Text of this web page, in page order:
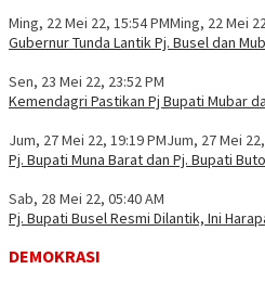
Ming, 22 Mei 22, 15:54 PMMing, 22 Mei
Gubernur Tunda Lantik Pj. Busel dan
Sen, 23 Mei 22, 23:52 PM
Kemendagri Pastikan Pj Bupati Mubar
Jum, 27 Mei 22, 19:19 PMJum, 27 Mei
Pj. Bupati Muna Barat dan Pj. Bupati
Sab, 28 Mei 22, 05:40 AM
Pj. Bupati Busel Resmi Dilantik, Ini
DEMOKRASI